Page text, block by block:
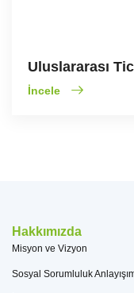
Uluslararası
İncele
Hakkımızda
Misyon ve Vizyon
Sosyal Sorumluluk